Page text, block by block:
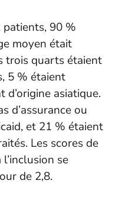
patients, 90 %
moyen était
trois quarts étaient
5 % étaient
d’origine asiatique.
d’assurance ou
et 21 % étaient
Les scores de
l’inclusion se
de 2,8.